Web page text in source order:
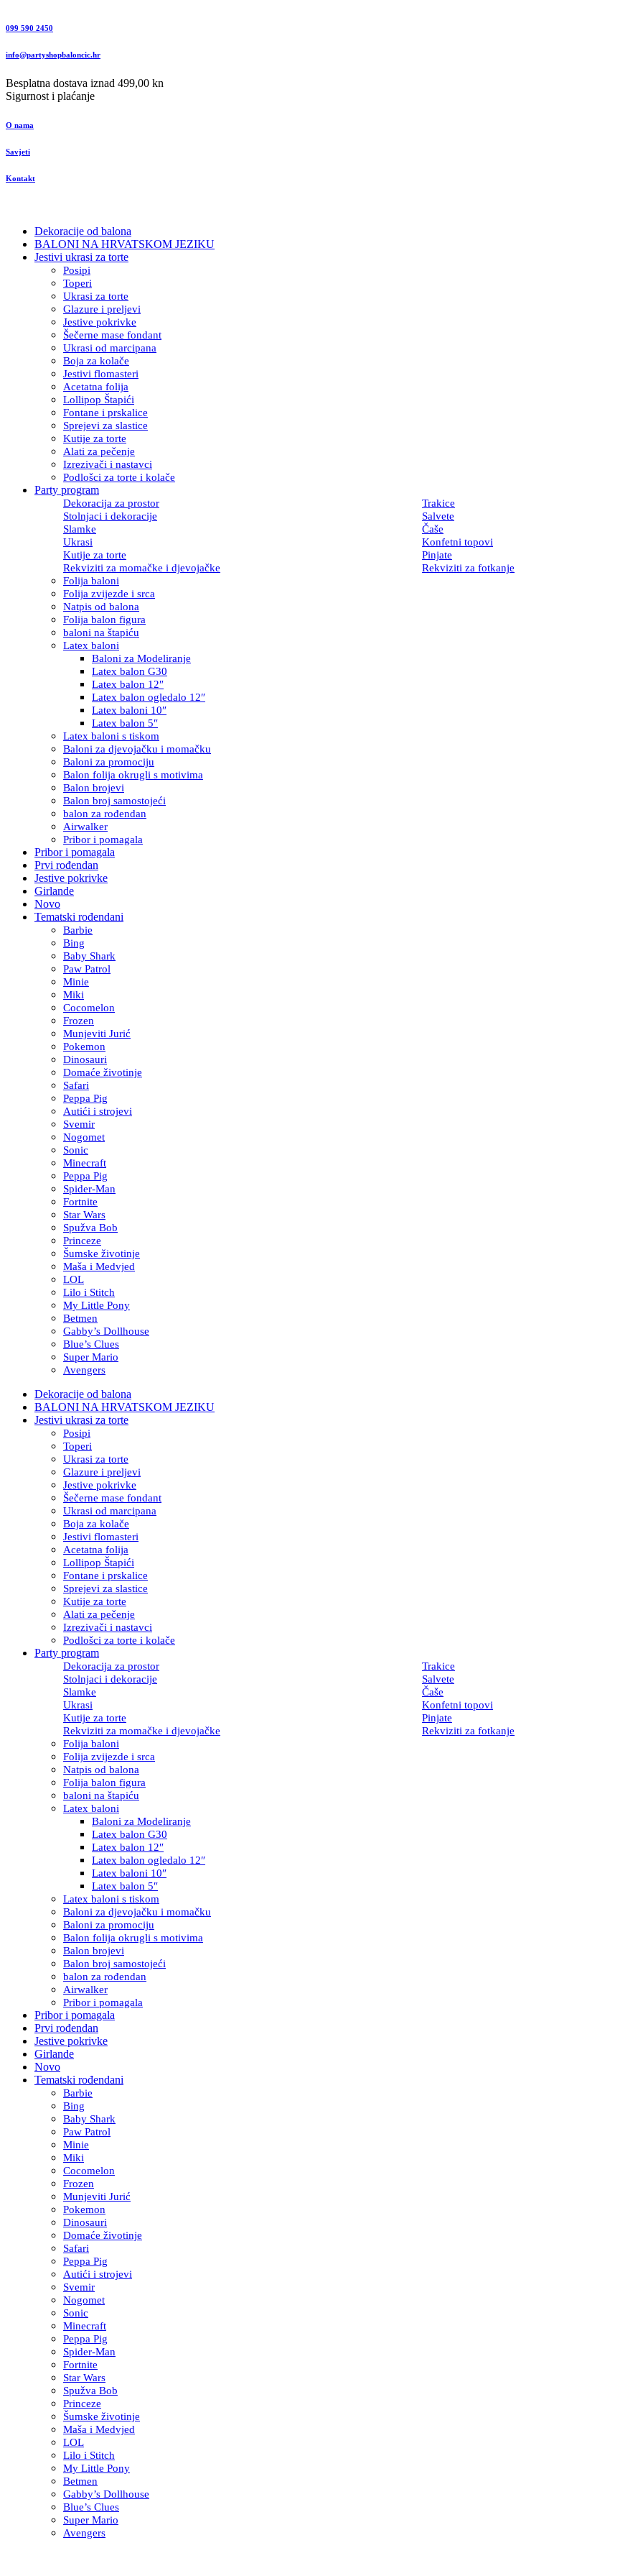
099 590 2450
info@partyshopbaloncic.hr
Besplatna dostava iznad 499,00 kn
Sigurnost i plaćanje
O nama
Savjeti
Kontakt
Dekoracije od balona
BALONI NA HRVATSKOM JEZIKU
Jestivi ukrasi za torte
Posipi
Toperi
Ukrasi za torte
Glazure i preljevi
Jestive pokrivke
Šečerne mase fondant
Ukrasi od marcipana
Boja za kolače
Jestivi flomasteri
Acetatna folija
Lollipop Štapići
Fontane i prskalice
Sprejevi za slastice
Kutije za torte
Alati za pečenje
Izrezivači i nastavci
Podlošci za torte i kolače
Party program
Dekoracija za prostor
Trakice
Stolnjaci i dekoracije
Salvete
Slamke
Čaše
Ukrasi
Konfetni topovi
Kutije za torte
Pinjate
Rekviziti za momačke i djevojačke
Rekviziti za fotkanje
Folija baloni
Folija zvijezde i srca
Natpis od balona
Folija balon figura
baloni na štapiću
Latex baloni
Baloni za Modeliranje
Latex balon G30
Latex balon 12″
Latex balon ogledalo 12″
Latex baloni 10″
Latex balon 5″
Latex baloni s tiskom
Baloni za djevojačku i momačku
Baloni za promociju
Balon folija okrugli s motivima
Balon brojevi
Balon broj samostojeći
balon za rođendan
Airwalker
Pribor i pomagala
Pribor i pomagala
Prvi rođendan
Jestive pokrivke
Girlande
Novo
Tematski rođendani
Barbie
Bing
Baby Shark
Paw Patrol
Minie
Miki
Cocomelon
Frozen
Munjeviti Jurić
Pokemon
Dinosauri
Domaće životinje
Safari
Peppa Pig
Autići i strojevi
Svemir
Nogomet
Sonic
Minecraft
Peppa Pig
Spider-Man
Fortnite
Star Wars
Spužva Bob
Princeze
Šumske životinje
Maša i Medvjed
LOL
Lilo i Stitch
My Little Pony
Betmen
Gabby’s Dollhouse
Blue’s Clues
Super Mario
Avengers
Dekoracije od balona
BALONI NA HRVATSKOM JEZIKU
Jestivi ukrasi za torte
Posipi
Toperi
Ukrasi za torte
Glazure i preljevi
Jestive pokrivke
Šečerne mase fondant
Ukrasi od marcipana
Boja za kolače
Jestivi flomasteri
Acetatna folija
Lollipop Štapići
Fontane i prskalice
Sprejevi za slastice
Kutije za torte
Alati za pečenje
Izrezivači i nastavci
Podlošci za torte i kolače
Party program
Dekoracija za prostor
Trakice
Stolnjaci i dekoracije
Salvete
Slamke
Čaše
Ukrasi
Konfetni topovi
Kutije za torte
Pinjate
Rekviziti za momačke i djevojačke
Rekviziti za fotkanje
Folija baloni
Folija zvijezde i srca
Natpis od balona
Folija balon figura
baloni na štapiću
Latex baloni
Baloni za Modeliranje
Latex balon G30
Latex balon 12″
Latex balon ogledalo 12″
Latex baloni 10″
Latex balon 5″
Latex baloni s tiskom
Baloni za djevojačku i momačku
Baloni za promociju
Balon folija okrugli s motivima
Balon brojevi
Balon broj samostojeći
balon za rođendan
Airwalker
Pribor i pomagala
Pribor i pomagala
Prvi rođendan
Jestive pokrivke
Girlande
Novo
Tematski rođendani
Barbie
Bing
Baby Shark
Paw Patrol
Minie
Miki
Cocomelon
Frozen
Munjeviti Jurić
Pokemon
Dinosauri
Domaće životinje
Safari
Peppa Pig
Autići i strojevi
Svemir
Nogomet
Sonic
Minecraft
Peppa Pig
Spider-Man
Fortnite
Star Wars
Spužva Bob
Princeze
Šumske životinje
Maša i Medvjed
LOL
Lilo i Stitch
My Little Pony
Betmen
Gabby’s Dollhouse
Blue’s Clues
Super Mario
Avengers